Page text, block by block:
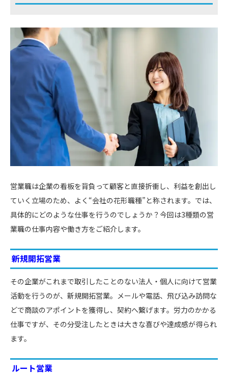
営業職は企業の看板を背負って顧客と直接折衝し、利益を創出し
ていく立場のため、よく“会社の花形職種”と称されます。では、
具体的にどのような仕事を行うのでしょうか？今回は3種類の営
業職の仕事内容や働き方をご紹介します。
新規開拓営業
その企業がこれまで取引したことのない法人・個人に向けて営業
活動を行うのが、新規開拓営業。メールや電話、飛び込み訪問な
どで商談のアポイントを獲得し、契約へ繋げます。労力のかかる
仕事ですが、その分受注したときは大きな喜びや達成感が得られ
ます。
ルート営業